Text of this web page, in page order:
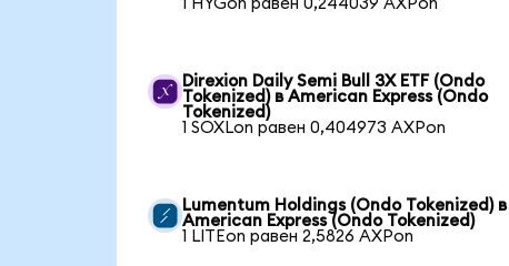
1 HYGon равен 0,244039 AXPon
Direxion Daily Semi Bull 3X ETF (Ondo
Tokenized) в American Express (Ondo
Tokenized)
1 SOXLon равен 0,404973 AXPon
Lumentum Holdings (Ondo Tokenized) в
American Express (Ondo Tokenized)
1 LITEon равен 2,5826 AXPon